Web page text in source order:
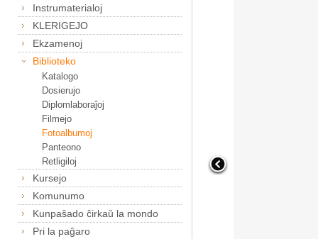
Instrumaterialoj
KLERIGEJO
Ekzamenoj
Biblioteko
Katalogo
Dosierujo
Diplomlaboraĵoj
Filmejo
Fotoalbumoj
Panteono
Retligiloj
Kursejo
Komunumo
Kunpaŝado ĉirkaŭ la mondo
Pri la paĝaro